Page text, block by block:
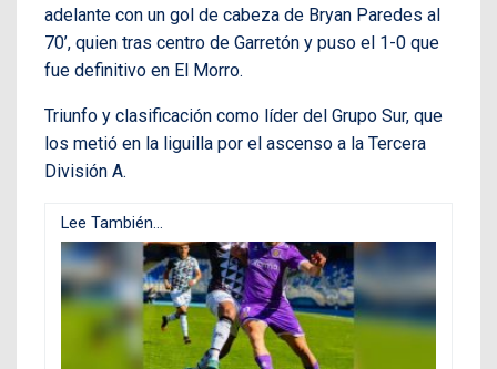
adelante con un gol de cabeza de Bryan Paredes al
70’, quien tras centro de Garretón y puso el 1-0 que
fue definitivo en El Morro.
Triunfo y clasificación como líder del Grupo Sur, que
los metió en la liguilla por el ascenso a la Tercera
División A.
Lee También...